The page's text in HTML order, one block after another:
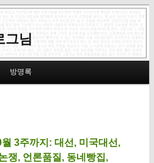
그님
방명록
3주까지: 대선, 미국대선,
쟁, 언론품질, 동네빵집,